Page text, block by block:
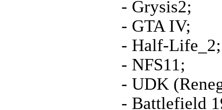
- Grysis2;
- GTA IV;
- Half-Life_2;
- NFS11;
- UDK
- Battlefield